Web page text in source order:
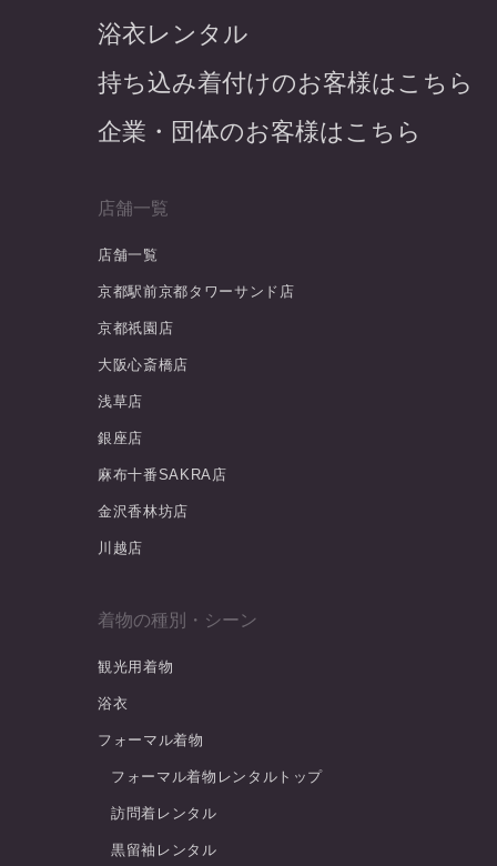
浴衣レンタル
持ち込み着付けのお客様はこちら
企業・団体のお客様はこちら
店舗一覧
店舗一覧
京都駅前京都タワーサンド店
京都祇園店
大阪心斎橋店
浅草店
銀座店
麻布十番SAKRA店
金沢香林坊店
川越店
着物の種別・シーン
観光用着物
浴衣
フォーマル着物
フォーマル着物レンタルトップ
訪問着レンタル
黒留袖レンタル